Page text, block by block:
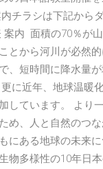
チラシは下記から
内 面積の70％が山
とから河川が必然
、短時間に降水量
に近年、地球温暖
しています。 より
め、人と自然のつ
にある地球の未来
物多様性の10年日